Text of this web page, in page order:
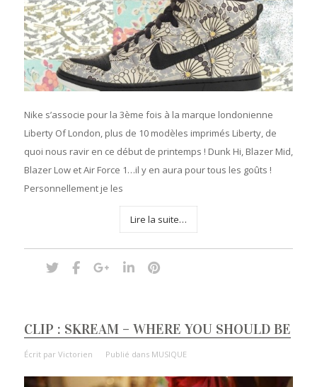
Nike s’associe pour la 3ème fois à la marque londonienne
Liberty Of London, plus de 10 modèles imprimés Liberty, de
quoi nous ravir en ce début de printemps ! Dunk Hi, Blazer Mid,
Blazer Low et Air Force 1…il y en aura pour tous les goûts !
Personnellement je les
Lire la suite…
CLIP : SKREAM – WHERE YOU SHOULD BE
Écrit par Victorien Publié dans MUSIQUE